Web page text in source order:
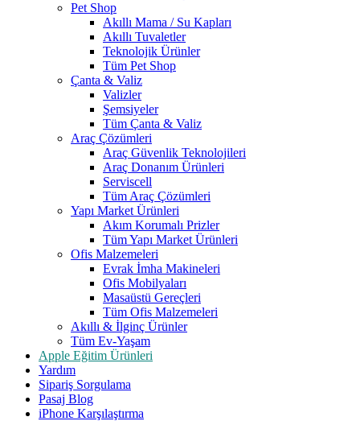
Pet Shop
Akıllı Mama / Su Kapları
Akıllı Tuvaletler
Teknolojik Ürünler
Tüm Pet Shop
Çanta & Valiz
Valizler
Şemsiyeler
Tüm Çanta & Valiz
Araç Çözümleri
Araç Güvenlik Teknolojileri
Araç Donanım Ürünleri
Serviscell
Tüm Araç Çözümleri
Yapı Market Ürünleri
Akım Korumalı Prizler
Tüm Yapı Market Ürünleri
Ofis Malzemeleri
Evrak İmha Makineleri
Ofis Mobilyaları
Masaüstü Gereçleri
Tüm Ofis Malzemeleri
Akıllı & İlginç Ürünler
Tüm Ev-Yaşam
Apple Eğitim Ürünleri
Yardım
Sipariş Sorgulama
Pasaj Blog
iPhone Karşılaştırma